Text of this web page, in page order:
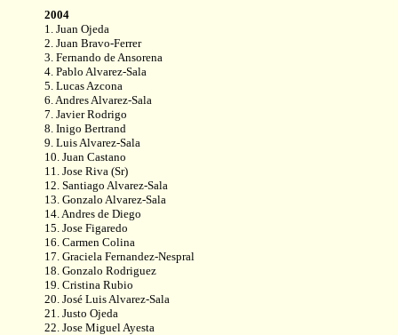
2004
1. Juan Ojeda
2. Juan Bravo-Ferrer
3. Fernando de Ansorena
4. Pablo Alvarez-Sala
5. Lucas Azcona
6. Andres Alvarez-Sala
7. Javier Rodrigo
8. Inigo Bertrand
9. Luis Alvarez-Sala
10. Juan Castano
11. Jose Riva (Sr)
12. Santiago Alvarez-Sala
13. Gonzalo Alvarez-Sala
14. Andres de Diego
15. Jose Figaredo
16. Carmen Colina
17. Graciela Fernandez-Nespral
18. Gonzalo Rodriguez
19. Cristina Rubio
20. José Luis Alvarez-Sala
21. Justo Ojeda
22. Jose Miguel Ayesta